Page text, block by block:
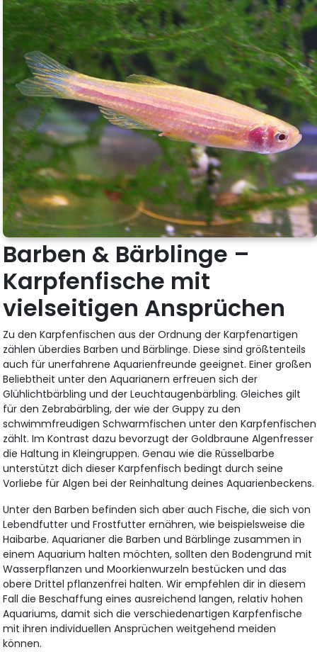
Barben & Bärblinge –
Karpfenfische mit
vielseitigen Ansprüchen
Zu den Karpfenfischen aus der Ordnung der Karpfenartigen
zählen überdies Barben und Bärblinge. Diese sind größtenteils
auch für unerfahrene Aquarienfreunde geeignet. Einer großen
Beliebtheit unter den Aquarianern erfreuen sich der
Glühlichtbärbling und der Leuchtaugenbärbling. Gleiches gilt
für den Zebrabärbling, der wie der Guppy zu den
schwimmfreudigen Schwarmfischen unter den Karpfenfischen
zählt. Im Kontrast dazu bevorzugt der Goldbraune Algenfresser
die Haltung in Kleingruppen. Genau wie die Rüsselbarbe
unterstützt dich dieser Karpfenfisch bedingt durch seine
Vorliebe für Algen bei der Reinhaltung deines Aquarienbeckens.
Unter den Barben befinden sich aber auch Fische, die sich von
Lebendfutter und Frostfutter ernähren, wie beispielsweise die
Haibarbe. Aquarianer die Barben und Bärblinge zusammen in
einem Aquarium halten möchten, sollten den Bodengrund mit
Wasserpflanzen und Moorkienwurzeln bestücken und das
obere Drittel pflanzenfrei halten. Wir empfehlen dir in diesem
Fall die Beschaffung eines ausreichend langen, relativ hohen
Aquariums, damit sich die verschiedenartigen Karpfenfische
mit ihren individuellen Ansprüchen weitgehend meiden
können.